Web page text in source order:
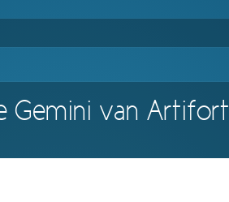
Gemini van Artifort